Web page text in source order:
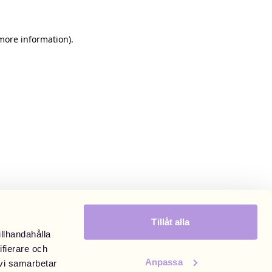
och
samarbetar
Tillåt alla
Anpassa
information).